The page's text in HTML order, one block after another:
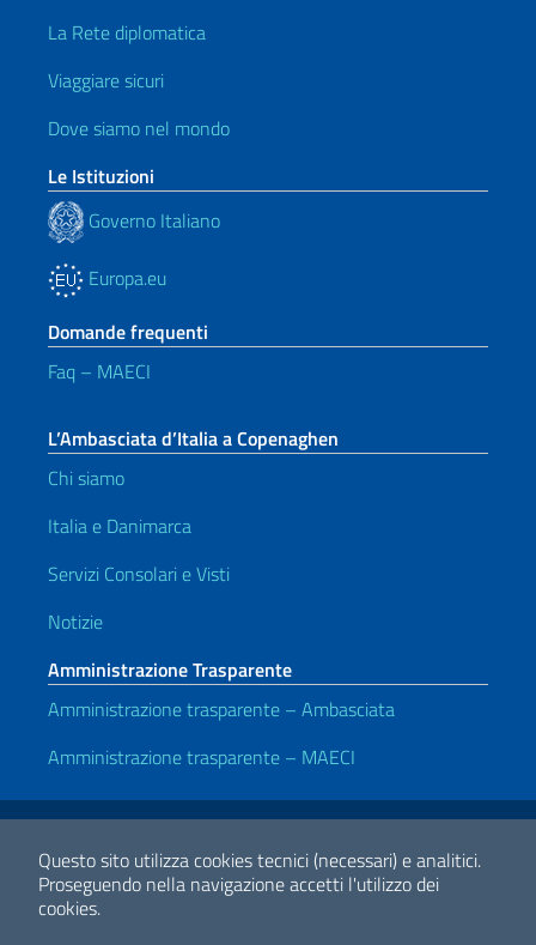
Questo sito utilizza cookies tecnici (necessari) e analitici.
Proseguendo nella navigazione accetti l'utilizzo dei
cookies.
La Rete diplomatica
Viaggiare sicuri
Dove siamo nel mondo
Le Istituzioni
Governo Italiano
Europa.eu
Domande frequenti
Faq – MAECI
L’Ambasciata d’Italia a Copenaghen
Chi siamo
Italia e Danimarca
Servizi Consolari e Visti
Notizie
Amministrazione Trasparente
Amministrazione trasparente – Ambasciata
Amministrazione trasparente – MAECI
Link Utili